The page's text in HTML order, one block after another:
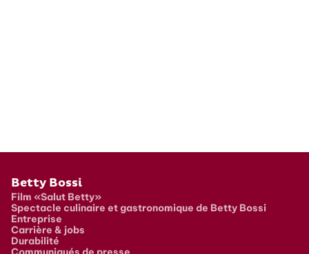
Pied de page
Betty Bossi
Film «Salut Betty»
Spectacle culinaire et gastronomique de Betty Bossi
Entreprise
Carrière & jobs
Durabilité